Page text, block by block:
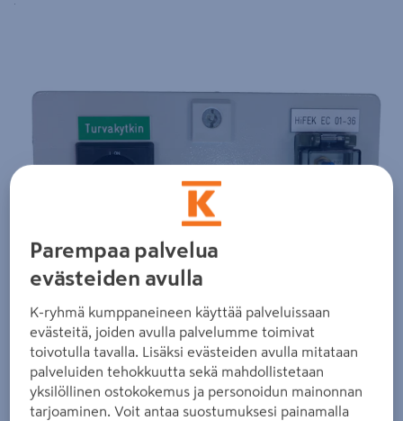
Yksityiskohtainen kuvaus löytyy Tuotteen kuvaus -
Parempaa palvelua
evästeiden avulla
K-ryhmä kumppaneineen käyttää palveluissaan
evästeitä, joiden avulla palvelumme toimivat
toivotulla tavalla. Lisäksi evästeiden avulla mitataan
palveluiden tehokkuutta sekä mahdollistetaan
yksilöllinen ostokokemus ja personoidun mainonnan
tarjoaminen. Voit antaa suostumuksesi painamalla